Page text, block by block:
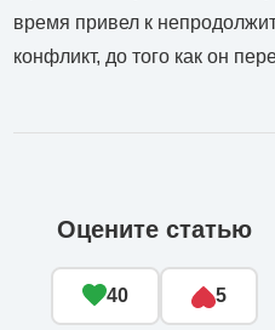
время привел к
конфликт, до того как он
Оцените статью
40 5